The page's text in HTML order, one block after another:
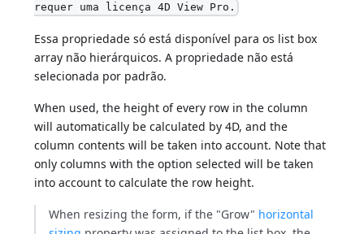
requer uma licença 4D View Pro.
Essa propriedade só está disponível para os list box
array não hierárquicos. A propriedade não está
selecionada por padrão.
When used, the height of every row in the column
will automatically be calculated by 4D, and the
column contents will be taken into account. Note that
only columns with the option selected will be taken
into account to calculate the row height.
When resizing the form, if the "Grow" horizontal